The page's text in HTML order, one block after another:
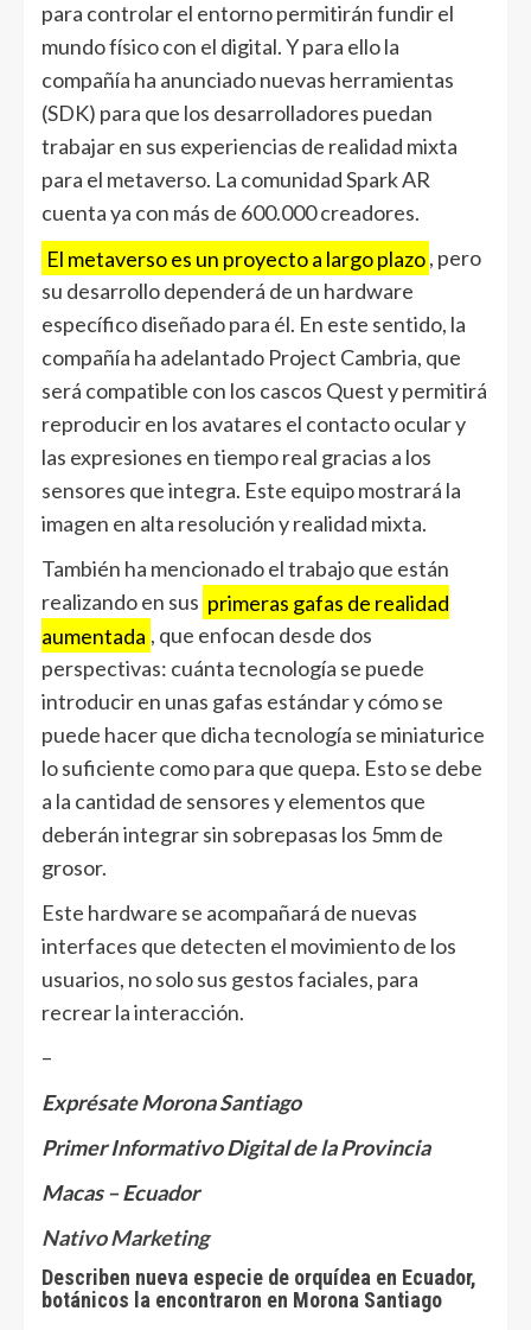
para controlar el entorno permitirán fundir el
mundo físico con el digital. Y para ello la
compañía ha anunciado nuevas herramientas
(SDK) para que los desarrolladores puedan
trabajar en sus experiencias de realidad mixta
para el metaverso. La comunidad Spark AR
cuenta ya con más de 600.000 creadores.
El metaverso es un proyecto a largo plazo , pero
su desarrollo dependerá de un hardware
específico diseñado para él. En este sentido, la
compañía ha adelantado Project Cambria, que
será compatible con los cascos Quest y permitirá
reproducir en los avatares el contacto ocular y
las expresiones en tiempo real gracias a los
sensores que integra. Este equipo mostrará la
imagen en alta resolución y realidad mixta.
También ha mencionado el trabajo que están
realizando en sus primeras gafas de realidad
aumentada , que enfocan desde dos
perspectivas: cuánta tecnología se puede
introducir en unas gafas estándar y cómo se
puede hacer que dicha tecnología se miniaturice
lo suficiente como para que quepa. Esto se debe
a la cantidad de sensores y elementos que
deberán integrar sin sobrepasas los 5mm de
grosor.
Este hardware se acompañará de nuevas
interfaces que detecten el movimiento de los
usuarios, no solo sus gestos faciales, para
recrear la interacción.
–
Exprésate Morona Santiago
Primer Informativo Digital de la Provincia
Macas – Ecuador
Nativo Marketing
Describen nueva especie de orquídea en Ecuador,
botánicos la encontraron en Morona Santiago